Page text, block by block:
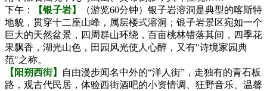
下午：
【银子岩】
（游览60分钟）银子岩溶洞是典型的喀斯特
地貌，贯穿十二座山峰，属层楼式溶洞；银子岩景区宛如一个
巨大的天然盆景，四周群山环绕，百亩桃林错落其间，四季花
果飘香，湖光山色，田园风光使人心醉，又有"诗境家园典
范"之称。
【阳朔西街】
自由漫步闻名中外的“洋人街”，走独有的青石板
路，观古代民居，体验西街酒吧的小资情调、狂野音乐、温馨